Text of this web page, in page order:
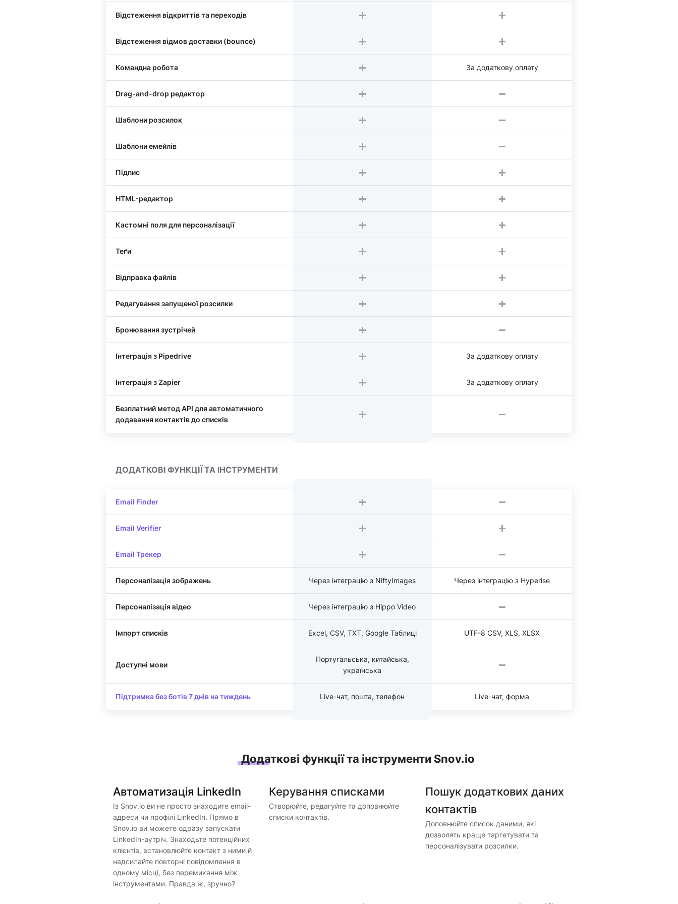
Відстеження відкриттів та переходів
Відстеження відмов доставки (bounce)
Командна робота За додаткову оплату
Drag-and-drop редактор
Шаблони розсилок
Шаблони емейлів
Підпис
HTML-редактор
Кастомні поля для персоналізації
Теґи
Відправка файлів
Редагування запущеної розсилки
Бронювання зустрічей
Інтеграція з Pipedrive За додаткову оплату
Інтеграція з Zapier За додаткову оплату
Безплатний метод API для автоматичного
додавання контактів до списків
ДОДАТКОВІ ФУНКЦІЇ ТА ІНСТРУМЕНТИ
Email Finder
Email Verifier
Email Трекер
Персоналізація зображень Через інтеграцію з NiftyImages Через інтеграцію з Hyperise
Персоналізація відео Через інтеграцію з Hippo Video
Імпорт списків Excel, CSV, TXT, Google Таблиці UTF-8 CSV, XLS, XLSX
Доступні мови
Португальська, китайська,
українська
Підтримка без ботів 7 днів на тиждень Live-чат, пошта, телефон Live-чат, форма
Додаткові функції та інструменти Snov.io
Автоматизація LinkedIn
Із Snov.io ви не просто знаходите email-
адреси чи профілі LinkedIn. Прямо в
Snov.io ви можете одразу запускати
LinkedIn-аутріч. Знаходьте потенційних
клієнтів, встановлюйте контакт з ними й
надсилайте повторні повідомлення в
одному місці, без перемикання між
інструментами. Правда ж, зручно?
Керування списками
Створюйте, редагуйте та доповнюйте
списки контактів.
Пошук додаткових даних
контактів
Доповнюйте список даними, які
дозволять краще таргетувати та
персоналізувати розсилки.